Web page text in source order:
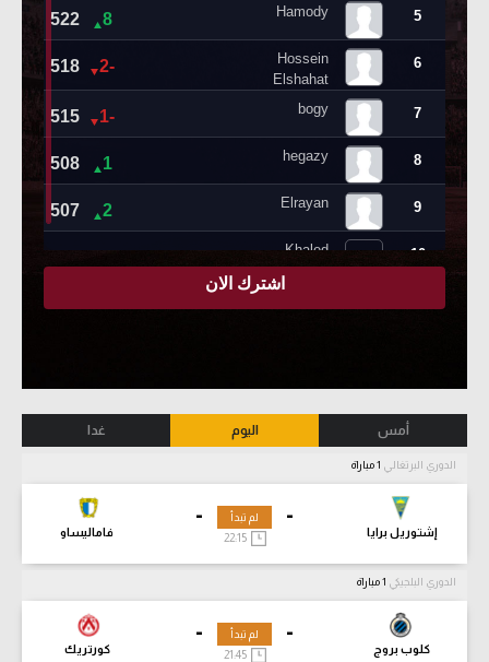
أمس اليوم غدا
الدوري البرتغالي
-
إشتوريل برايا
-
فاماليساو
لم تبدأ
22:15
الدوري البلجيكي
-
كلوب بروج
-
كورتريك
لم تبدأ
21:45